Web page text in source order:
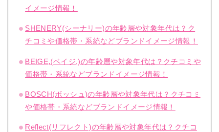
イメージ情報！
SHENERY(シーナリー)の年齢層や対象年代は？ク
チコミや価格帯・系統などブランドイメージ情報！
BEIGE,(ベイジ,)の年齢層や対象年代は？クチコミや
価格帯・系統などブランドイメージ情報！
BOSCH(ボッシュ)の年齢層や対象年代は？クチコミ
や価格帯・系統などブランドイメージ情報！
Reflect(リフレクト)の年齢層や対象年代は？クチコ